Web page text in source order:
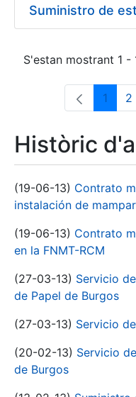
S'estan mostrant 1
Pàgina
1 2
Històric
(19-06-13) Contrato
instalación de
(19-06-13) Contrato
en la FNMT-RCM
(27-03-13) Servicio
de Papel de Burgos
(27-03-13) Servicio
(20-02-13) Servicio
de Burgos